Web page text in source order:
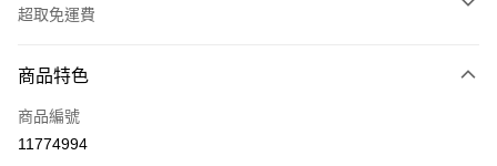
超取免運費
信用卡一次付款
超商取貨付款
商品特色
商品編號
11774994